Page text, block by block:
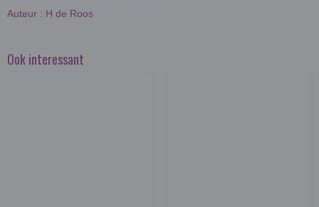
Auteur : H de Roos
Ook interessant